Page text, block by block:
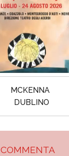
MCKENNA
DUBLINO
COMMENTA